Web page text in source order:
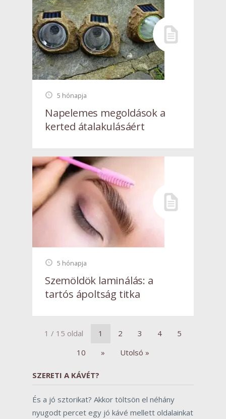
5 hónapja
Napelemes megoldások a
kerted átalakulásáért
5 hónapja
Szemöldök laminálás: a
tartós ápoltság titka
1 / 15 oldal 1 2 3 4
5
10
» Utolsó »
SZERETI A KÁVÉT?
És a jó sztorikat? Akkor töltsön el néhány
nyugodt percet egy jó kávé mellett oldalainkat